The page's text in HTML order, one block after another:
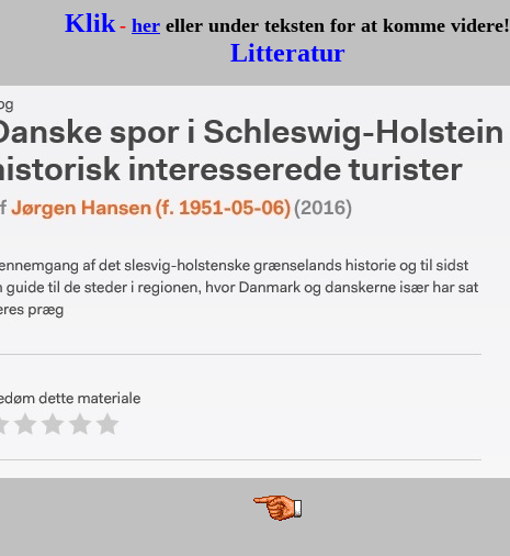
Klik - her eller under teksten for at komme videre!
Litteratur